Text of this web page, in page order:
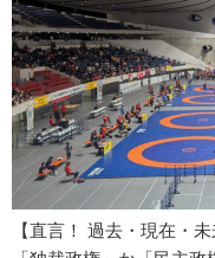
【直言！ 過去・現在・